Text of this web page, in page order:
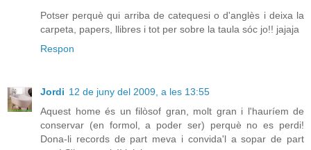
Potser perquè qui arriba de catequesi o d'anglès i deixa la
carpeta, papers, llibres i tot per sobre la taula sóc jo!! jajaja
Respon
Jordi 12 de juny del 2009, a les 13:55
Aquest home és un filòsof gran, molt gran i l'hauríem de
conservar (en formol, a poder ser) perquè no es perdi!
Dona-li records de part meva i convida'l a sopar de part